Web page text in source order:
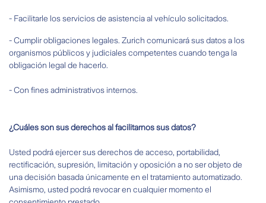
- Facilitarle los servicios de asistencia al vehículo solicitados.
- Cumplir obligaciones legales. Zurich comunicará sus datos a los
organismos públicos y judiciales competentes cuando tenga la
obligación legal de hacerlo.
- Con fines administrativos internos.
¿Cuáles son sus derechos al facilitarnos sus datos?
Usted podrá ejercer sus derechos de acceso, portabilidad,
rectificación, supresión, limitación y oposición a no ser objeto de
una decisión basada únicamente en el tratamiento automatizado.
Asimismo, usted podrá revocar en cualquier momento el